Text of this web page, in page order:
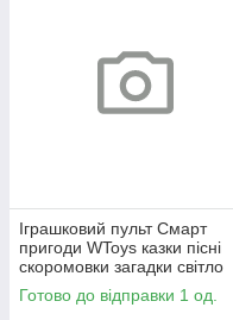
Іграшковий пульт Смарт
пригоди WToys казки пісні
скоромовки загадки світло
укр мова 15,5*7*2,5 см
(31645)
Готово до відправки 1 од.